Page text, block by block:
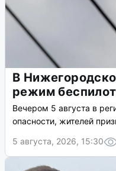
В
режим
Вечером 5 августа в
опасности, жителей
5 августа, 2026, 15:30